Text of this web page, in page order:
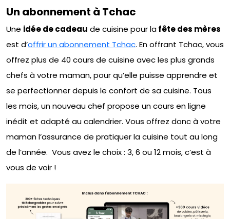
Un abonnement à Tchac
Une idée de cadeau de cuisine pour lafête des mères
est d’offrir un abonnement Tchac. En offrant Tchac, vous
offrez plus de 40 cours de cuisine avec les plus grands
chefs à votre maman, pour qu’elle puisse apprendre et
se perfectionner depuis le confort de sa cuisine. Tous
les mois, un nouveau chef propose un cours en ligne
inédit et adapté au calendrier. Vous offrez donc à votre
maman l’assurance de pratiquer la cuisine tout au long
de l’année. Vous avez le choix : 3, 6 ou 12 mois, c’est à
vous de voir !